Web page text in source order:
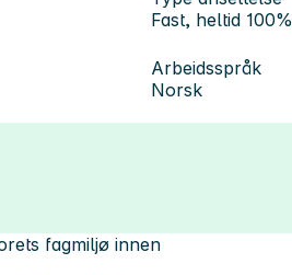
Fast, heltid 100%
Arbeidsspråk
Norsk
fagmiljø innen